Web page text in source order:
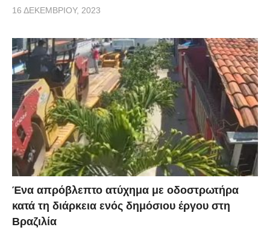
16 ΔΕΚΕΜΒΡΊΟΥ, 2023
Ένα απρόβλεπτο ατύχημα με οδοστρωτήρα
κατά τη διάρκεια ενός δημόσιου έργου στη
Βραζιλία